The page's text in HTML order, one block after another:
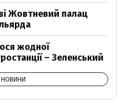
Жовтневий палац
жодної
– Зеленський
НОВИНИ